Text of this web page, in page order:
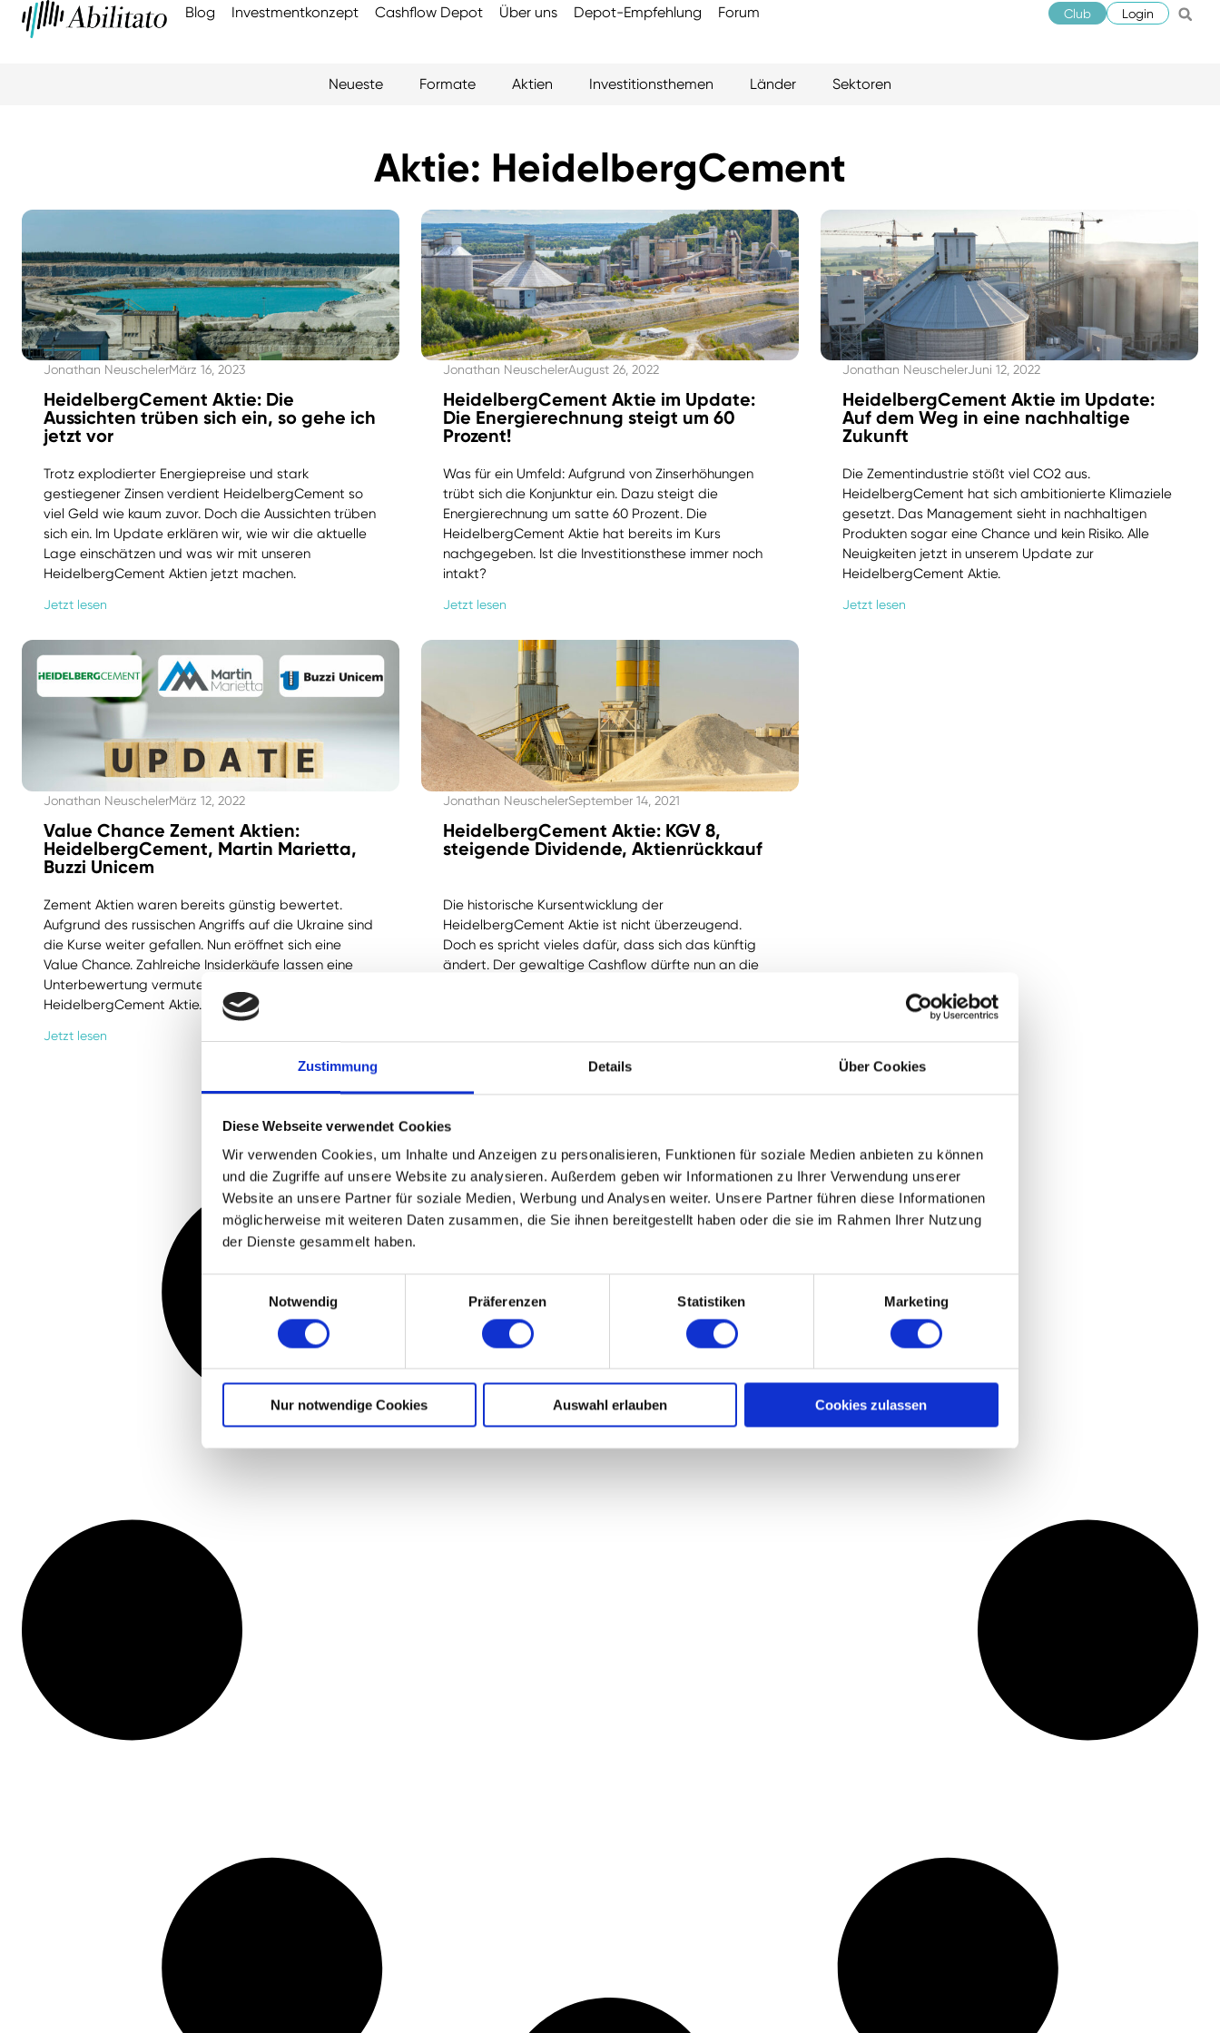
Zustimmung Details Über Cookies
Diese Webseite verwendet Cookies
Wir verwenden Cookies, um Inhalte und Anzeigen zu personalisieren, Funktionen für soziale Medien anbieten zu können
und die Zugriffe auf unsere Website zu analysieren. Außerdem geben wir Informationen zu Ihrer Verwendung unserer
Website an unsere Partner für soziale Medien, Werbung und Analysen weiter. Unsere Partner führen diese Informationen
möglicherweise mit weiteren Daten zusammen, die Sie ihnen bereitgestellt haben oder die sie im Rahmen Ihrer Nutzung
der Dienste gesammelt haben.
Notwendig
Präferenzen Statistiken Marketing
Nur notwendige Cookies Auswahl erlauben Cookies zulassen
Blog Investmentkonzept Cashflow Depot Über uns Depot-Empfehlung Forum Club Login
Neueste Formate Aktien Investitionsthemen Länder Sektoren
Aktie: HeidelbergCement
Jonathan NeuschelerMärz 16, 2023
HeidelbergCement Aktie: Die
Aussichten trüben sich ein, so gehe ich
jetzt vor
Trotz explodierter Energiepreise und stark
gestiegener Zinsen verdient HeidelbergCement so
viel Geld wie kaum zuvor. Doch die Aussichten trüben
sich ein. Im Update erklären wir, wie wir die aktuelle
Lage einschätzen und was wir mit unseren
HeidelbergCement Aktien jetzt machen.
Jetzt lesen
Jonathan NeuschelerAugust 26, 2022
HeidelbergCement Aktie im Update:
Die Energierechnung steigt um 60
Prozent!
Was für ein Umfeld: Aufgrund von Zinserhöhungen
trübt sich die Konjunktur ein. Dazu steigt die
Energierechnung um satte 60 Prozent. Die
HeidelbergCement Aktie hat bereits im Kurs
nachgegeben. Ist die Investitionsthese immer noch
intakt?
Jetzt lesen
Jonathan NeuschelerJuni 12, 2022
HeidelbergCement Aktie im Update:
Auf dem Weg in eine nachhaltige
Zukunft
Die Zementindustrie stößt viel CO2 aus.
HeidelbergCement hat sich ambitionierte Klimaziele
gesetzt. Das Management sieht in nachhaltigen
Produkten sogar eine Chance und kein Risiko. Alle
Neuigkeiten jetzt in unserem Update zur
HeidelbergCement Aktie.
Jetzt lesen
Jonathan NeuschelerMärz 12, 2022
Value Chance Zement Aktien:
HeidelbergCement, Martin Marietta,
Buzzi Unicem
Zement Aktien waren bereits günstig bewertet.
Aufgrund des russischen Angriffs auf die Ukraine sind
die Kurse weiter gefallen. Nun eröffnet sich eine
Value Chance. Zahlreiche Insiderkäufe lassen eine
Unterbewertung vermuten. Unser Update zur
HeidelbergCement Aktie.
Jetzt lesen
Jonathan NeuschelerSeptember 14, 2021
HeidelbergCement Aktie: KGV 8,
steigende Dividende, Aktienrückkauf
Die historische Kursentwicklung der
HeidelbergCement Aktie ist nicht überzeugend.
Doch es spricht vieles dafür, dass sich das künftig
ändert. Der gewaltige Cashflow dürfte nun an die